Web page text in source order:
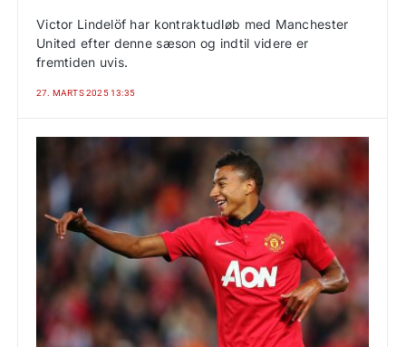
Victor Lindelöf har kontraktudløb med Manchester
United efter denne sæson og indtil videre er
fremtiden uvis.
27. MARTS 2025 13:35